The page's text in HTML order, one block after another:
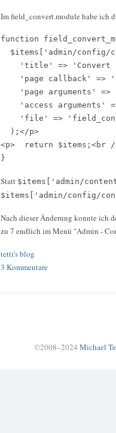
Im field_convert.module habe ich
function
$items['admin/config/
'title' => 'Convert
'page callback' =>
'page arguments' =>
'access arguments'
'file' =>
  );</p>
<p>  return $items;<br /
}
Statt $items['admin/
$items['admin/config/
Nach dieser Änderung konnte ich
zu 7 endlich im Menü "Admin -
tetti's blog
3 Kommentare
©2008–2024 Michael